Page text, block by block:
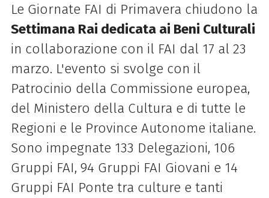
Le Giornate FAI di Primavera chiudono la
Settimana Rai dedicata ai Beni Culturali
in collaborazione con il FAI dal 17 al 23
marzo. L'evento si svolge con il
Patrocinio della Commissione europea,
del Ministero della Cultura e di tutte le
Regioni e le Province Autonome italiane.
Sono impegnate 133 Delegazioni, 106
Gruppi FAI, 94 Gruppi FAI Giovani e 14
Gruppi FAI Ponte tra culture e tanti